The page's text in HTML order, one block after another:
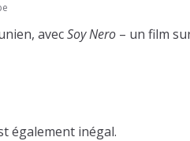
avecSoy Nero – un film
également inégal.